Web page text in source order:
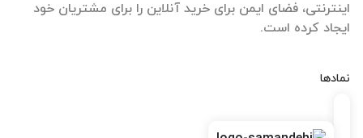
اینترنتی، فضای ایمن برای خرید آنلاین را برای مشتریان خود
ایجاد کرده است.
نمادها